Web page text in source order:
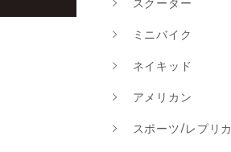
スクーター
ミニバイク
ネイキッド
アメリカン
スポーツ/レプリカ